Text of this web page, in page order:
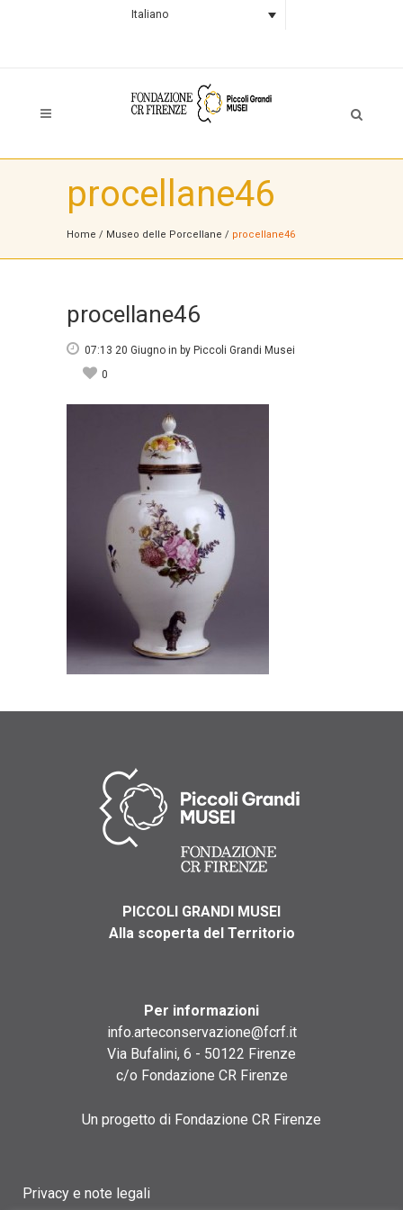
Italiano
procellane46
Home / Museo delle Porcellane / procellane46
procellane46
07:13 20 Giugno in by Piccoli Grandi Musei
0
PICCOLI GRANDI MUSEI
Alla scoperta del Territorio
Per informazioni
info.arteconservazione@fcrf.it
Via Bufalini, 6 - 50122 Firenze
c/o Fondazione CR Firenze
Un progetto di Fondazione CR Firenze
Privacy e note legali